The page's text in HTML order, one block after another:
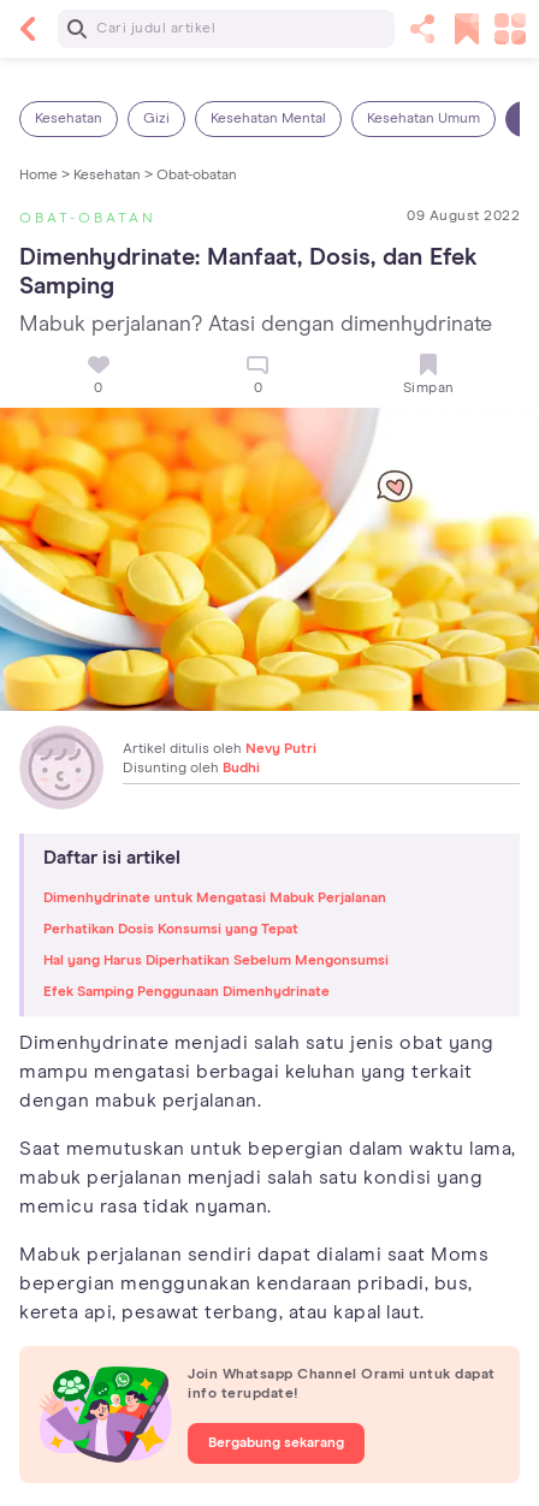
Baca Selanjutnya
Kesehatan Gizi Kesehatan Mental Kesehatan Umum
Home > Kesehatan > Obat-obatan
OBAT-OBATAN 09 August 2022
Dimenhydrinate: Manfaat, Dosis, dan Efek
Samping
Mabuk perjalanan? Atasi dengan dimenhydrinate
0 0 Simpan
Artikel ditulis oleh Nevy Putri
Disunting oleh Budhi
Daftar isi artikel
Dimenhydrinate untuk Mengatasi Mabuk Perjalanan
Perhatikan Dosis Konsumsi yang Tepat
Hal yang Harus Diperhatikan Sebelum Mengonsumsi
Efek Samping Penggunaan Dimenhydrinate
Dimenhydrinate menjadi salah satu jenis obat yang
mampu mengatasi berbagai keluhan yang terkait
dengan mabuk perjalanan.
Saat memutuskan untuk bepergian dalam waktu lama,
mabuk perjalanan menjadi salah satu kondisi yang
memicu rasa tidak nyaman.
Mabuk perjalanan sendiri dapat dialami saat Moms
bepergian menggunakan kendaraan pribadi, bus,
kereta api, pesawat terbang, atau kapal laut.
Join Whatsapp Channel Orami untuk dapat
info terupdate!
Bergabung sekarang